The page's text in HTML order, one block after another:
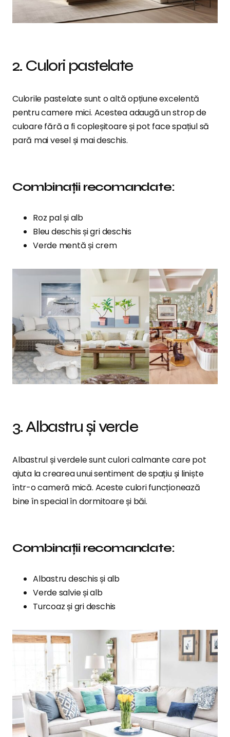
2. Culori pastelate
Culorile pastelate sunt o altă opțiune excelentă
pentru camere mici. Acestea adaugă un strop de
culoare fără a fi copleșitoare și pot face spațiul să
pară mai vesel și mai deschis.
Combinații recomandate:
Roz pal și alb
Bleu deschis și gri deschis
Verde mentă și crem
3. Albastru și verde
Albastrul și verdele sunt culori calmante care pot
ajuta la crearea unui sentiment de spațiu și liniște
într-o cameră mică. Aceste culori funcționează
bine în special în dormitoare și băi.
Combinații recomandate:
Albastru deschis și alb
Verde salvie și alb
Turcoaz și gri deschis